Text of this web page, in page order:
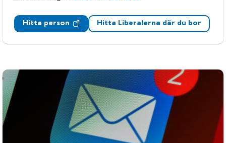
Hitta person Hitta Liberalerna där du bor